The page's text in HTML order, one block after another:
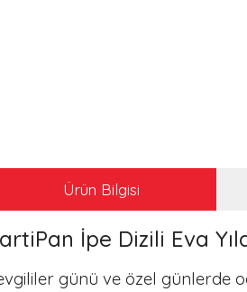
Ürün Bilgisi
İpe Dizili Eva
günü ve özel günlerde